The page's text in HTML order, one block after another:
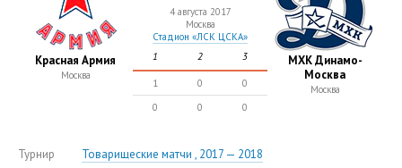
Красная Армия
Москва
4 августа 2017
Москва
Стадион «ЛСК ЦСКА»
1
2 3
1 0
0
0
0 0
МХК Динамо-
Москва
Москва
Турнир Товарищеские матчи , 2017 — 2018